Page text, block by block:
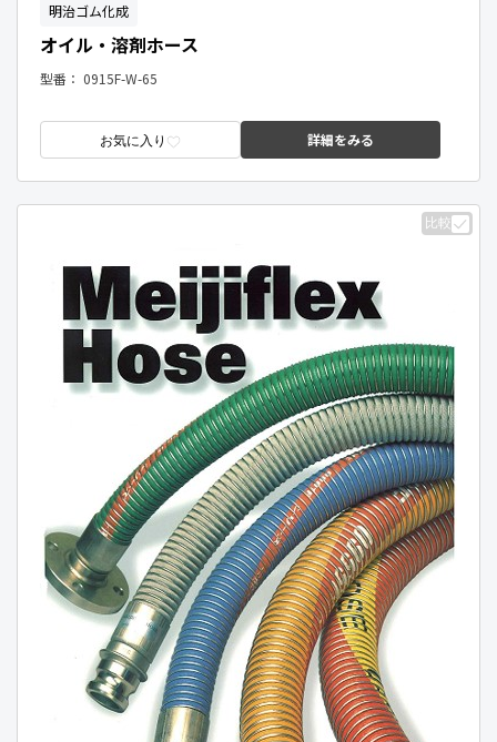
明治ゴム化成
オイル・溶剤ホース
型番： 0915F-W-65
お気に入り 詳細をみる
比較